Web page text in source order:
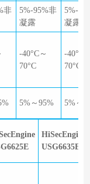
非
5%-95%非
凝露
5%-
凝露
-40°C～
70°C
-40°C
70°C
5%～95% 5%～
HiSecEngine
USG6635E